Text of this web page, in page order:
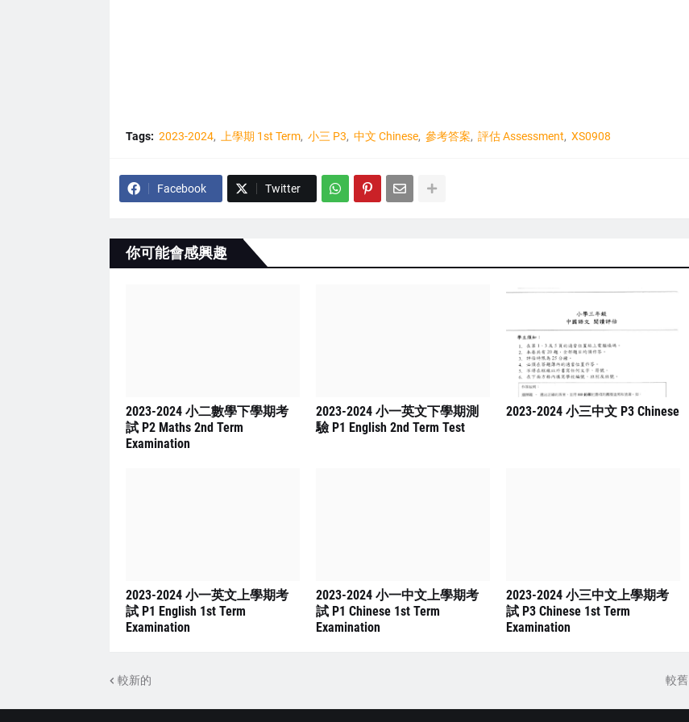
Tags: 2023-2024 上學期 1st Term 小三 P3 中文 Chinese 參考答案 評估 Assessment XS0908
Facebook Twitter
你可能會感興趣
2023-2024 小二數學下學期考
試 P2 Maths 2nd Term
Examination
2023-2024 小一英文下學期測
驗 P1 English 2nd Term Test
2023-2024 小三中文 P3 Chinese
2023-2024 小一英文上學期考
試 P1 English 1st Term
Examination
2023-2024 小一中文上學期考
試 P1 Chinese 1st Term
Examination
2023-2024 小三中文上學期考
試 P3 Chinese 1st Term
Examination
較新的 較舊